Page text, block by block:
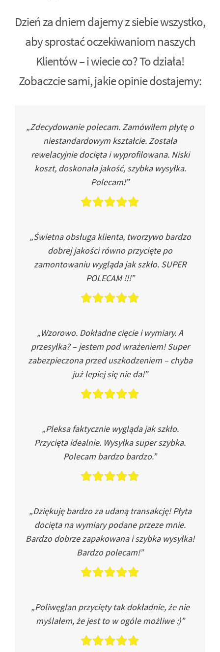
Dzień za dniem dajemy z siebie wszystko,
aby sprostać oczekiwaniom naszych
Klientów – i wiecie co? To działa!
Zobaczcie sami, jakie opinie dostajemy:
„Zdecydowanie polecam. Zamówiłem płytę o
niestandardowym kształcie. Została
rewelacyjnie docięta i wyprofilowana. Niski
koszt, doskonała jakość, szybka wysyłka.
Polecam!”
„Świetna obsługa klienta, tworzywo bardzo
dobrej jakości równo przycięte po
zamontowaniu wygląda jak szkło. SUPER
POLECAM !!!”
„Wzorowo. Dokładne cięcie i wymiary. A
przesyłka? – jestem pod wrażeniem! Super
zabezpieczona przed uszkodzeniem – chyba
już lepiej się nie da!”
„Pleksa faktycznie wygląda jak szkło.
Przycięta idealnie. Wysyłka super szybka.
Polecam bardzo bardzo.”
„Dziękuję bardzo za udaną transakcję! Płyta
docięta na wymiary podane przeze mnie.
Bardzo dobrze zapakowana i szybka wysyłka!
Bardzo polecam!”
„Poliwęglan przycięty tak dokładnie, że nie
myślałem, że jest to w ogóle możliwe :)”